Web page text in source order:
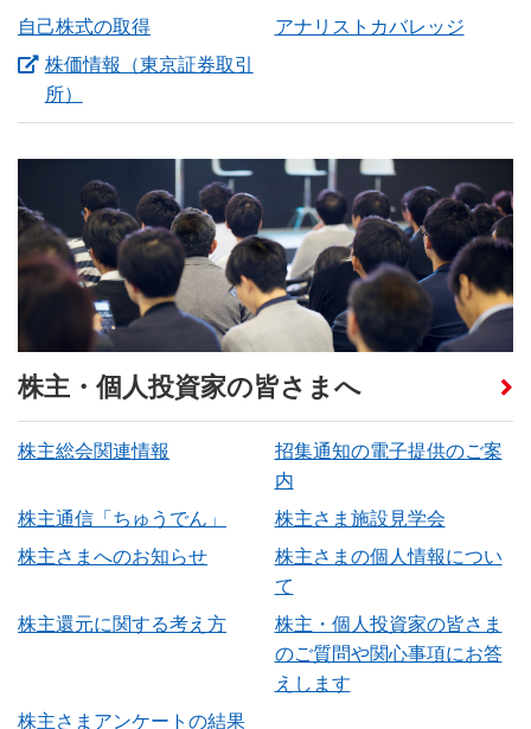
自己株式の取得
アナリストカバレッジ
株価情報（東京証券取引
所）
株主・個人投資家の皆さまへ
株主総会関連情報
招集通知の電子提供のご案
内
株主通信「ちゅうでん」
株主さま施設見学会
株主さまへのお知らせ
株主さまの個人情報につい
て
株主還元に関する考え方
株主・個人投資家の皆さま
のご質問や関心事項にお答
えします
株主さまアンケートの結果